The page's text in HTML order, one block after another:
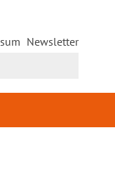
Newsletter